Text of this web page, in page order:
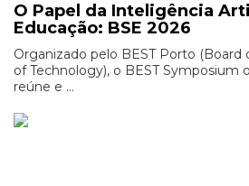
O Papel da Inteligência
Educação: BSE 2026
Organizado pelo BEST Porto
of Technology), o BEST Symposium
reúne e ...